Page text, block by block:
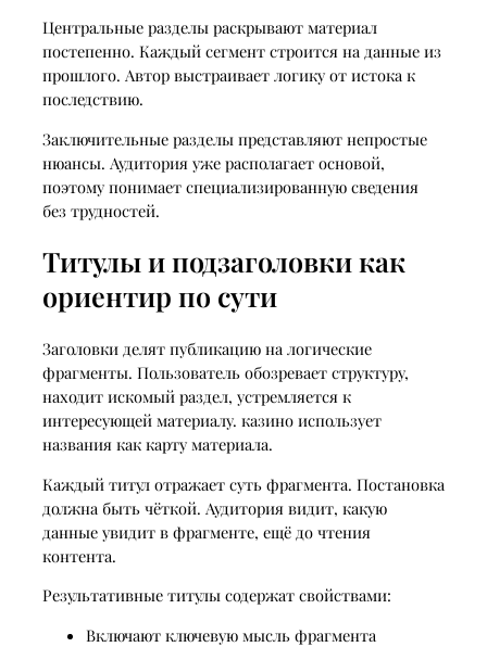
Центральные разделы раскрывают материал
постепенно. Каждый сегмент строится на данные из
прошлого. Автор выстраивает логику от истока к
последствию.
Заключительные разделы представляют непростые
нюансы. Аудитория уже располагает основой,
поэтому понимает специализированную сведения
без трудностей.
Титулы и подзаголовки как
ориентир по сути
Заголовки делят публикацию на логические
фрагменты. Пользователь обозревает структуру,
находит искомый раздел, устремляется к
интересующей материалу. казино использует
названия как карту материала.
Каждый титул отражает суть фрагмента. Постановка
должна быть чёткой. Аудитория видит, какую
данные увидит в фрагменте, ещё до чтения
контента.
Результативные титулы содержат свойствами:
Включают ключевую мысль фрагмента